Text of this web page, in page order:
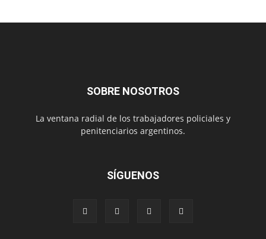
SOBRE NOSOTROS
La ventana radial de los trabajadores policiales y
penitenciarios argentinos.
SÍGUENOS